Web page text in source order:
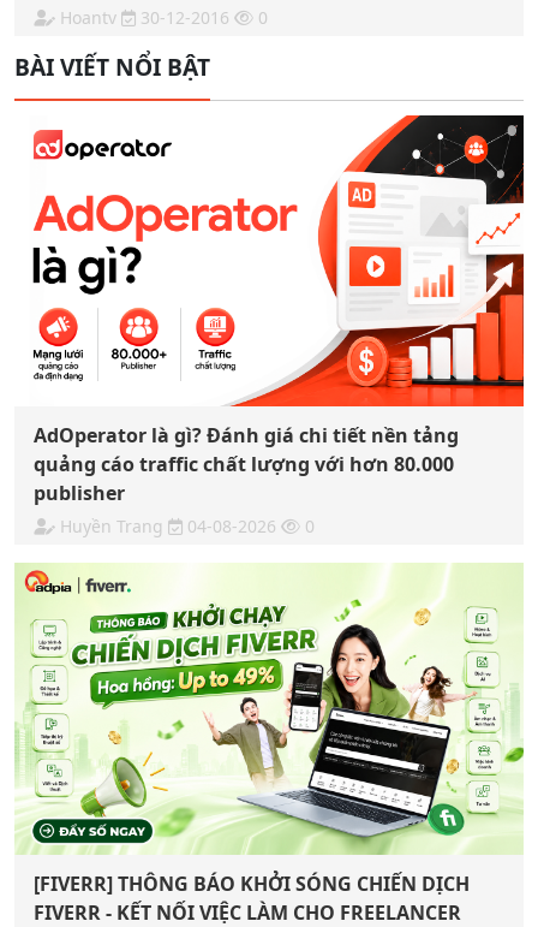
Hoantv 30-12-2016 0
BÀI VIẾT NỔI BẬT
AdOperator là gì? Đánh giá chi tiết nền tảng
quảng cáo traffic chất lượng với hơn 80.000
publisher
Huyền Trang 04-08-2026 0
[FIVERR] THÔNG BÁO KHỞI SÓNG CHIẾN DỊCH
FIVERR - KẾT NỐI VIỆC LÀM CHO FREELANCER